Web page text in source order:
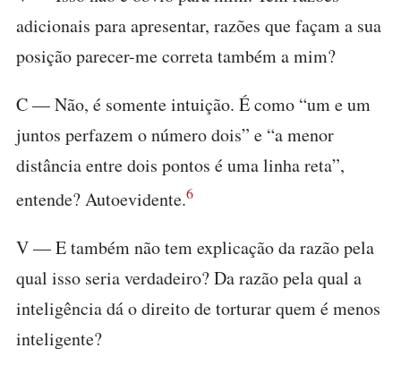
adicionais para apresentar, razões que façam a sua
posição parecer-me correta também a mim?
C — Não, é somente intuição. É como “um e um
juntos perfazem o número dois” e “a menor
distância entre dois pontos é uma linha reta”,
entende? Autoevidente.6
V — E também não tem explicação da razão pela
qual isso seria verdadeiro? Da razão pela qual a
inteligência dá o direito de torturar quem é menos
inteligente?